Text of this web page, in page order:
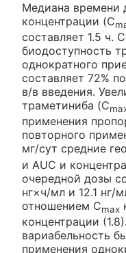
Медиана времени
концентрации (C
составляет 1.5 ч.
биодоступность
однократного
составляет 72%
в/в введения.
траметиниба (C
применения
повторного
мг/сут средние
и AUC и
очередной дозы
нг×ч/мл и 12.1 нг/
отношением Cmax
концентрации
вариабельность
применения